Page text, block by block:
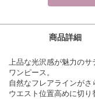
商品詳細
上品な光沢感が魅力のサ
ワンピース。
自然なフレアラインがさ
ウエスト位置高めに切り